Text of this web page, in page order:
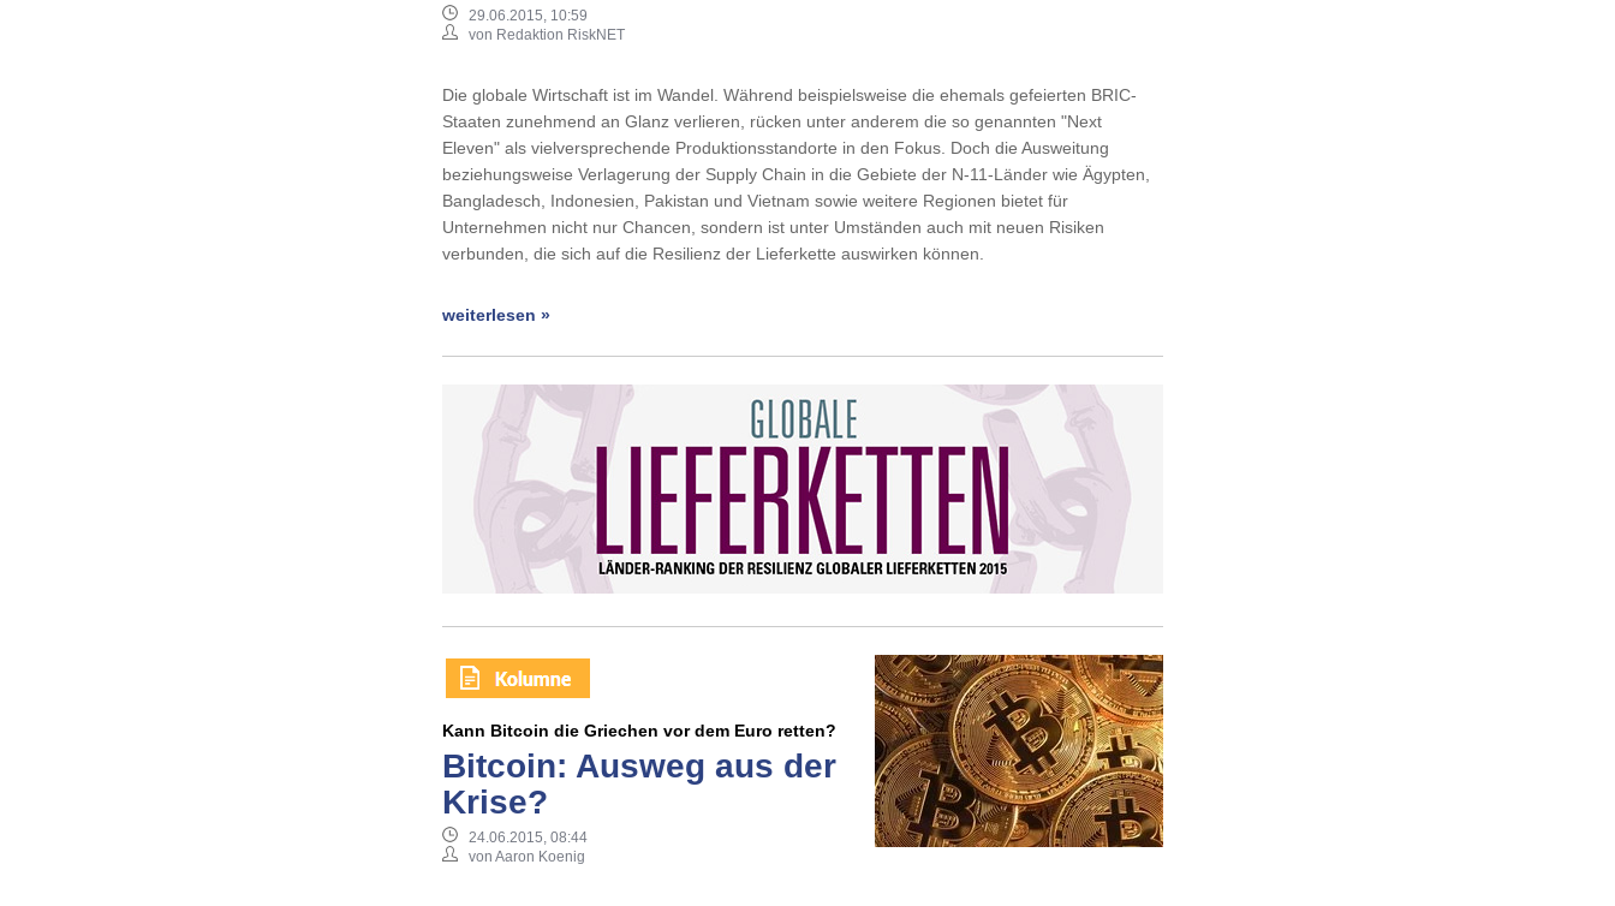
29.06.2015, 10:59
von Redaktion RiskNET
Die globale Wirtschaft ist im Wandel. Während beispielsweise die ehemals gefeierten BRIC-
Staaten zunehmend an Glanz verlieren, rücken unter anderem die so genannten "Next
Eleven" als vielversprechende Produktionsstandorte in den Fokus. Doch die Ausweitung
beziehungsweise Verlagerung der Supply Chain in die Gebiete der N-11-Länder wie Ägypten,
Bangladesch, Indonesien, Pakistan und Vietnam sowie weitere Regionen bietet für
Unternehmen nicht nur Chancen, sondern ist unter Umständen auch mit neuen Risiken
verbunden, die sich auf die Resilienz der Lieferkette auswirken können.
weiterlesen »
Kann Bitcoin die Griechen vor dem Euro retten?
Bitcoin: Ausweg aus der
Krise?
24.06.2015, 08:44
von Aaron Koenig